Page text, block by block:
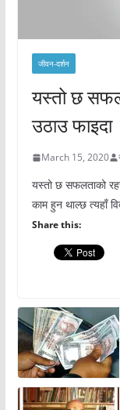
जीवन-दर्शन
यस्तो छ
उठाउ फाइदा
March 15, 2020
यस्तो छ सफलताको
काम हुन थाल्छ त्यहाँ
Share this: